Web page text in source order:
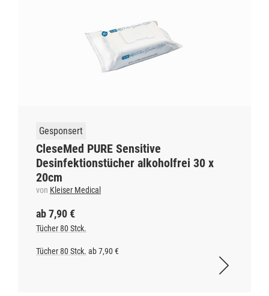
Gesponsert
CleseMed PURE Sensitive
Desinfektionstücher alkoholfrei 30 x
20cm
von Kleiser Medical
ab 7,90 €
Tücher 80 Stck.
Tücher 80 Stck. ab 7,90 €